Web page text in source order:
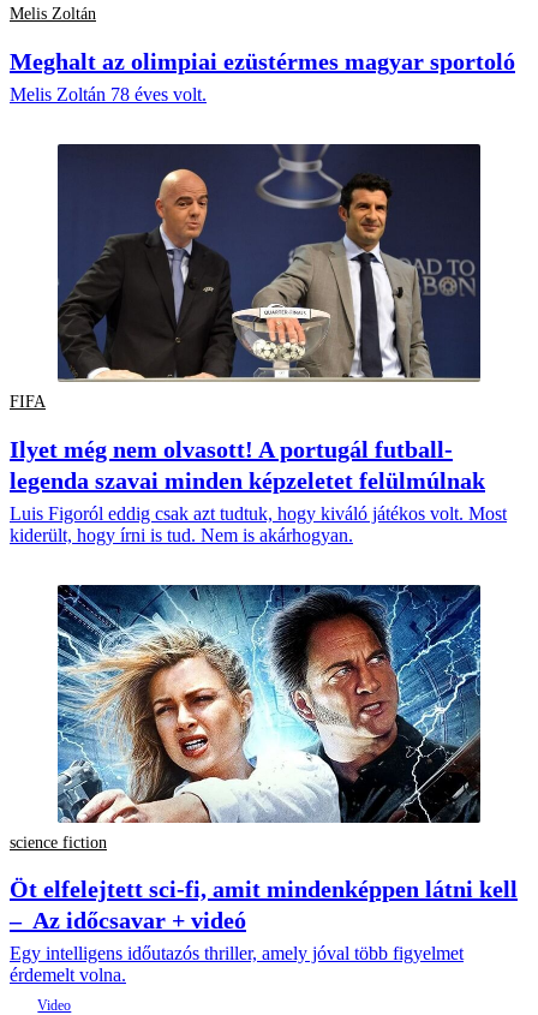
Melis Zoltán
Meghalt az olimpiai ezüstérmes magyar sportoló
Melis Zoltán 78 éves volt.
FIFA
Ilyet még nem olvasott! A portugál futball-
legenda szavai minden képzeletet felülmúlnak
Luis Figoról eddig csak azt tudtuk, hogy kiváló játékos volt. Most
kiderült, hogy írni is tud. Nem is akárhogyan.
science fiction
Öt elfelejtett sci-fi, amit mindenképpen látni kell
– Az időcsavar + videó
Egy intelligens időutazós thriller, amely jóval több figyelmet
érdemelt volna.